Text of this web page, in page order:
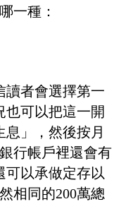
一種：
讀者會選擇第一
也可以把這一開
」，然後按月
行帳戶裡還會有
可以承做定存以
相同的200萬總